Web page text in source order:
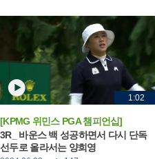
1:02
[KPMG 위민스 PGA 챔피언십]
3R_ 바운스 백 성공하면서 다시 단독
선두로 올라서는 양희영